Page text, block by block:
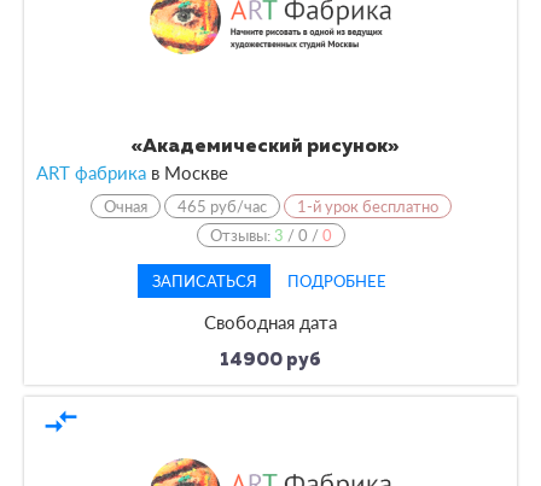
«Академический рисунок»
ART фабрика в Москве
Очная 465 руб/час
1-й урок бесплатно
Отзывы:3 /0 /0
ЗАПИСАТЬСЯ ПОДРОБНЕЕ
Свободная дата
14900 руб
compare_arrows